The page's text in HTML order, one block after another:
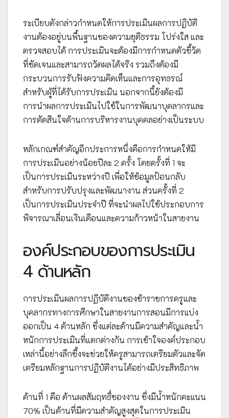
ระเบียบดังกล่าวกำหนดให้การประเมินผลการปฏิบัติ
งานต้องอยู่บนพื้นฐานของความยุติธรรม โปร่งใส และ
ตรวจสอบได้ การประเมินจะต้องมีการกำหนดตัวชี้วัด
ที่ชัดเจนและสามารถวัดผลได้จริง รวมถึงต้องมี
กระบวนการรับฟังความคิดเห็นและการอุทธรณ์
สำหรับผู้ที่ได้รับการประเมิน นอกจากนี้ยังต้องมี
การนำผลการประเมินไปใช้ในการพัฒนาบุคลากรและ
การตัดสินใจด้านการบริหารงานบุคคลอย่างเป็นระบบ
หลักเกณฑ์สำคัญอีกประการหนึ่งคือการกำหนดให้มี
การประเมินอย่างน้อยปีละ 2 ครั้ง โดยครั้งที่ 1 จะ
เป็นการประเมินระหว่างปี เพื่อให้ข้อมูลป้อนกลับ
สำหรับการปรับปรุงและพัฒนางาน ส่วนครั้งที่ 2
เป็นการประเมินประจำปี ที่จะนำผลไปใช้ประกอบการ
พิจารณาเลื่อนเงินเดือนและความก้าวหน้าในสายงาน
องค์ประกอบของการประเมิน
4 ด้านหลัก
การประเมินผลการปฏิบัติงานของข้าราชการครูและ
บุคลากรทางการศึกษาในสายงานการสอนมีการแบ่ง
ออกเป็น 4 ด้านหลัก ซึ่งแต่ละด้านมีความสำคัญและน้ำ
หนักการประเมินที่แตกต่างกัน การเข้าใจองค์ประกอบ
เหล่านี้อย่างลึกซึ้งจะช่วยให้ครูสามารถเตรียมตัวและจัด
เตรียมหลักฐานการปฏิบัติงานได้อย่างมีประสิทธิภาพ
ด้านที่ 1 คือ ด้านผลสัมฤทธิ์ของงาน ซึ่งมีน้ำหนักคะแนน
70% เป็นด้านที่มีความสำคัญสูงสุดในการประเมิน